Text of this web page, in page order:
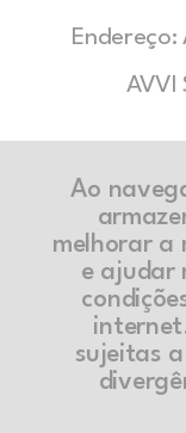
AVVI
Ao
melhorar a
e ajudar
sujeitas